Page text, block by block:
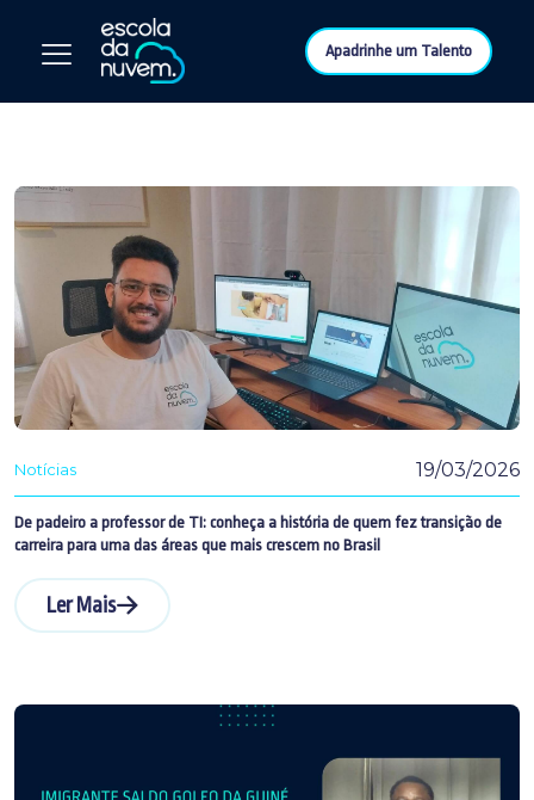
Apadrinhe um Talento
Notícias 19/03/2026
De padeiro a professor de TI: conheça a história de quem fez transição de
carreira para uma das áreas que mais crescem no Brasil
Ler Mais